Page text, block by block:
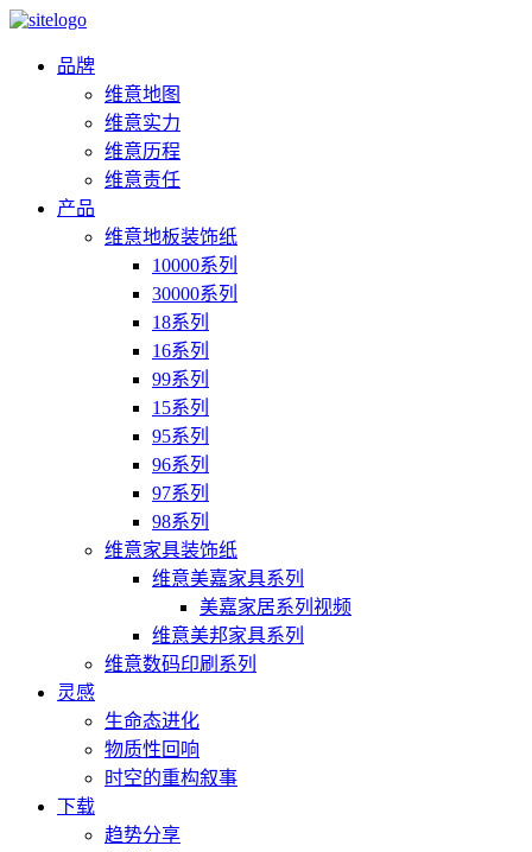
品牌
维意地图
维意实力
维意历程
维意责任
产品
维意地板装饰纸
10000系列
30000系列
18系列
16系列
99系列
15系列
95系列
96系列
97系列
98系列
维意家具装饰纸
维意美嘉家具系列
美嘉家居系列视频
维意美邦家具系列
维意数码印刷系列
灵感
生命态进化
物质性回响
时空的重构叙事
下载
趋势分享